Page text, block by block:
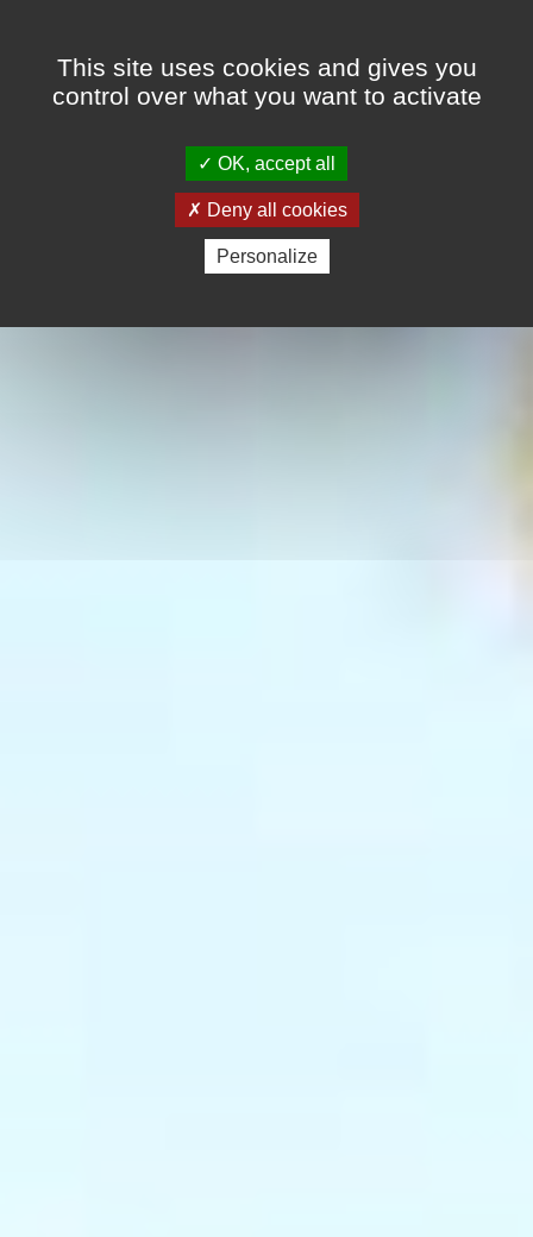
This site uses cookies and gives you
control over what you want to activate
OK, accept all
Deny all cookies
Personalize